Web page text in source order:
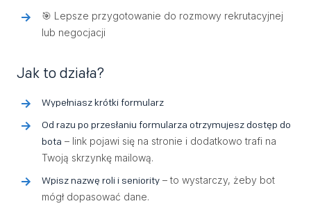
🎯 Lepsze przygotowanie do rozmowy rekrutacyjnej
lub negocjacji
Jak to działa?
Wypełniasz krótki formularz
Od razu po przesłaniu formularza otrzymujesz dostęp do
bota – link pojawi się na stronie i dodatkowo trafi na
Twoją skrzynkę mailową.
Wpisz nazwę roli i seniority – to wystarczy, żeby bot
mógł dopasować dane.